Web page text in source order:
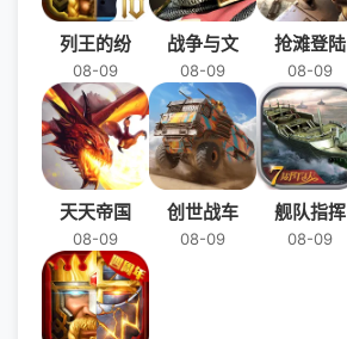
列王的纷
08-09
战争与文
08-09
抢滩登陆
08-09
天天帝国
08-09
创世战车
08-09
舰队指挥
08-09